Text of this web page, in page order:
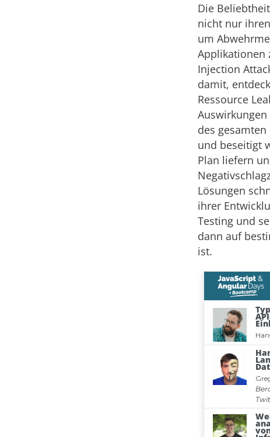
Die
nicht nur
um
Applikationen
Injection
damit,
Ressource
des
und beseitigt
Plan liefern
Lösungen
ihrer
Testing und
dann auf
ist.